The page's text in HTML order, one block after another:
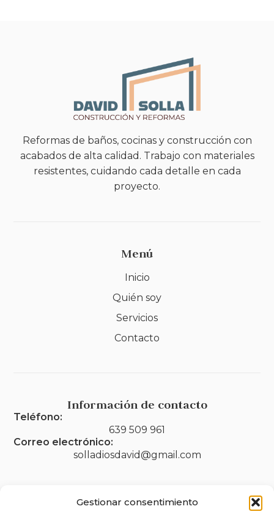
Gestionar consentimiento
Reformas de baños, cocinas y construcción con
acabados de alta calidad. Trabajo con materiales
resistentes, cuidando cada detalle en cada
proyecto.
Menú
Inicio
Quién soy
Servicios
Contacto
Información de contacto
Teléfono:
639 509 961
Correo electrónico:
solladiosdavid@gmail.com